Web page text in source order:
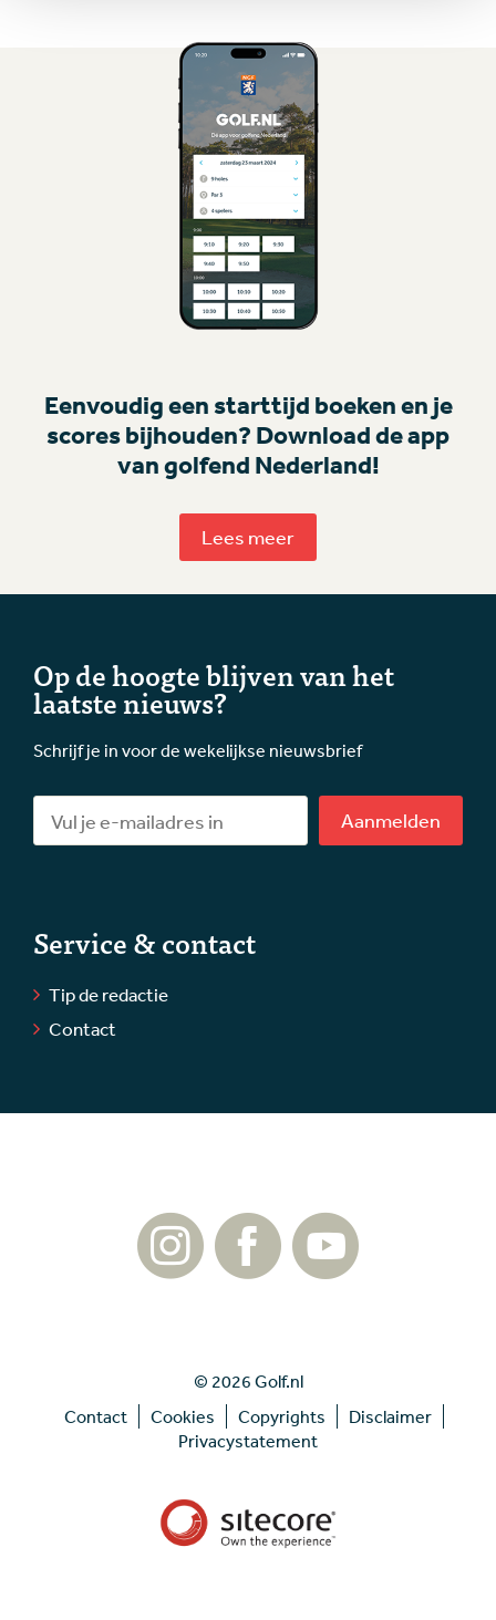
Eenvoudig een starttijd boeken en je
scores bijhouden? Download de app
van golfend Nederland!
Lees meer
Op de hoogte blijven van het
laatste nieuws?
Schrijf je in voor de wekelijkse nieuwsbrief
Aanmelden
Service & contact
Tip de redactie
Contact
© 2026 Golf.nl
Contact
Cookies Copyrights
Disclaimer
Privacystatement